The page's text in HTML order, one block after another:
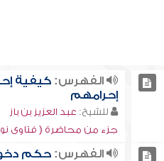
الفهرس: كيفية
إحرامهم
للشيخ: عبد العزيز بن باز
جزء من محاضرة ( فتاوى نور
الفهرس: حكم